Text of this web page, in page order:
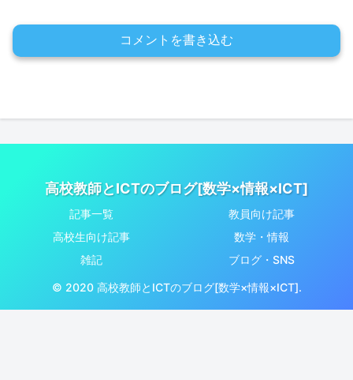
コメントを書き込む
高校教師とICTのブログ[数学×情報×ICT]
記事一覧
教員向け記事
高校生向け記事
数学・情報
雑記
ブログ・SNS
© 2020 高校教師とICTのブログ[数学×情報×ICT].